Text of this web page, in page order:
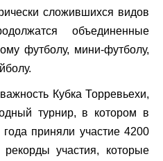
сложившихся видов
объединенные
футболу, мини-футболу,
Кубка Торревьехи,
турнир, в котором в
приняли участие 4200
участия, которые